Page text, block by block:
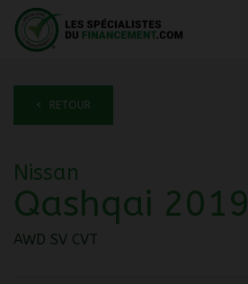
< RETOUR
Nissan
Qashqai 2019
AWD SV CVT